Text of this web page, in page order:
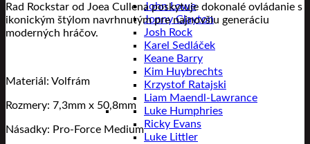
John Lowe
Jonny Clayton
Josh Rock
Karel Sedláček
Keane Barry
Kim Huybrechts
Krzystof Ratajski
Liam Maendl-Lawrance
Luke Humphries
Ricky Evans
Luke Littler
Rad Rockstar od Joea Cullena poskytuje dokonalé ovládanie s
ikonickým štýlom navrhnutým pre najnovšiu generáciu
moderných hráčov.
Materiál: Volfrám
Rozmery: 7,3mm x 50,8mm
Násadky: Pro-Force Medium